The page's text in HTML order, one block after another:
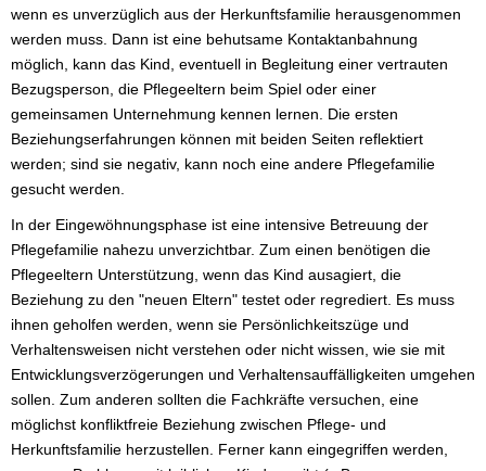
wenn es unverzüglich aus der Herkunftsfamilie herausgenommen
werden muss. Dann ist eine behutsame Kontaktanbahnung
möglich, kann das Kind, eventuell in Begleitung einer vertrauten
Bezugsperson, die Pflegeeltern beim Spiel oder einer
gemeinsamen Unternehmung kennen lernen. Die ersten
Beziehungserfahrungen können mit beiden Seiten reflektiert
werden; sind sie negativ, kann noch eine andere Pflegefamilie
gesucht werden.
In der Eingewöhnungsphase ist eine intensive Betreuung der
Pflegefamilie nahezu unverzichtbar. Zum einen benötigen die
Pflegeeltern Unterstützung, wenn das Kind ausagiert, die
Beziehung zu den "neuen Eltern" testet oder regrediert. Es muss
ihnen geholfen werden, wenn sie Persönlichkeitszüge und
Verhaltensweisen nicht verstehen oder nicht wissen, wie sie mit
Entwicklungsverzögerungen und Verhaltensauffälligkeiten umgehen
sollen. Zum anderen sollten die Fachkräfte versuchen, eine
möglichst konfliktfreie Beziehung zwischen Pflege- und
Herkunftsfamilie herzustellen. Ferner kann eingegriffen werden,